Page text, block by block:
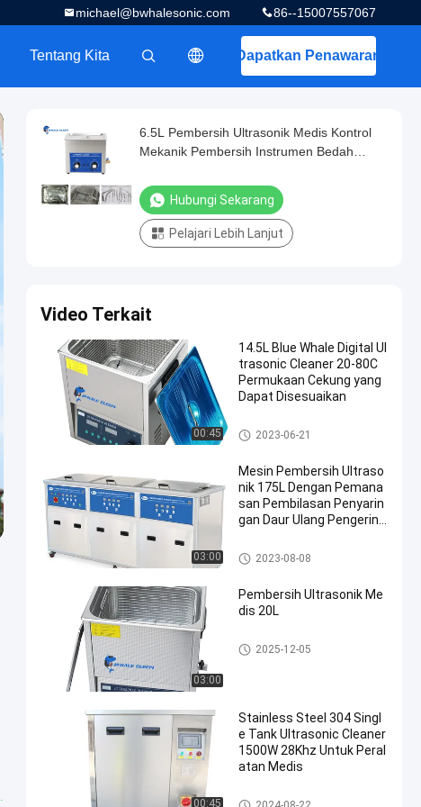
86--15007557067
michael@bwhalesonic.com
Dapatkan Penawaran
Tentang Kita
6.5L Pembersih Ultrasonik Medis Kontrol
Mekanik Pembersih Instrumen Bedah
Hubungi Sekarang
Pelajari Lebih Lanjut
Video Terkait
00:45
14.5L Blue Whale Digital Ul
trasonic Cleaner 20-80C
Permukaan Cekung yang
Dapat Disesuaikan
Pembersih Ultrasonik Digital
2023-06-21
03:00
Mesin Pembersih Ultraso
nik 175L Dengan Pemana
san Pembilasan Penyarin
gan Daur Ulang Pengering
Pembersih Ultrasonik Industri
2023-08-08
03:00
Pembersih Ultrasonik Me
dis 20L
Pembersih Ultrasonik Medis
2025-12-05
00:45
Stainless Steel 304 Singl
e Tank Ultrasonic Cleaner
1500W 28Khz Untuk Peral
atan Medis
Pembersih Ultrasonik Medis